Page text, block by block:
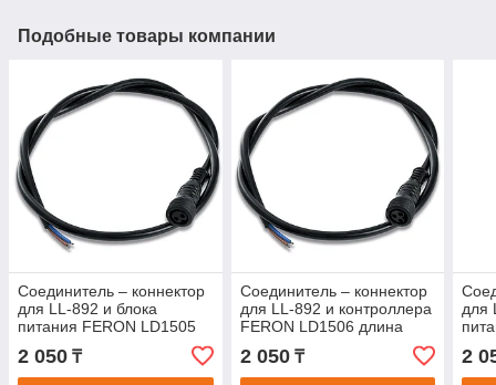
Подобные товары компании
Соединитель – коннектор
для LL-892 и блока
питания FERON LD1505
длина 1000мм,
двухжильный, тип "мама"
2 050 ₸
Соединитель – коннектор
для LL-892 и контроллера
FERON LD1506 длина
1000мм, трехжильный,
тип "мама"
2 050₸
для
2